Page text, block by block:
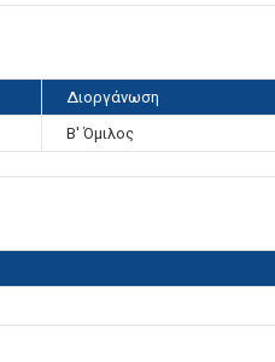
Διοργάνωση
Β' Όμιλος